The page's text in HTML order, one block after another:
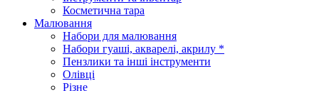
Косметична тара
Малювання
Набори для малювання
Набори гуаші, акварелі, акрилу *
Пензлики та інші інструменти
Олівці
Різне